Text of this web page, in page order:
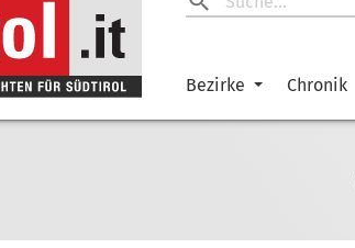
Bezirke Chronik